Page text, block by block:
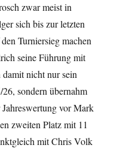
zwar meist in
sich bis zur letzten
Turniersieg machen
seine Führung mit
nicht nur sein
sondern übernahm
vor Mark
zweiten Platz mit 11
mit Chris Volk